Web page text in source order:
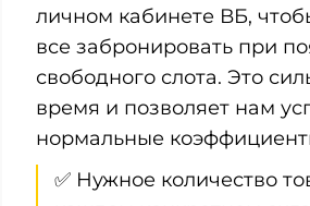
личном кабинете ВБ,
все забронировать при
свободного слота. Это
время и позволяет нам
нормальные
✅ Нужное количество